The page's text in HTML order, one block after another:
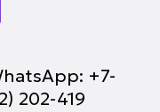
+7-
202-419